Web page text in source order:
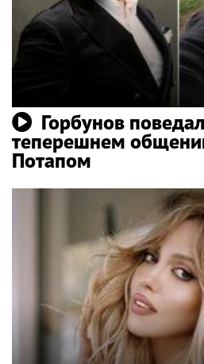
Горбунов
теперешнем
Потапом